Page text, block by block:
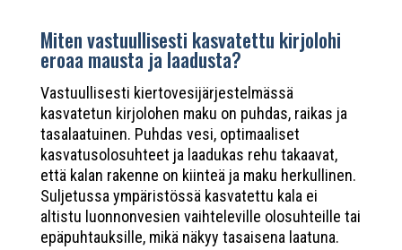
Miten vastuullisesti kasvatettu kirjolohi
eroaa mausta ja laadusta?
Vastuullisesti kiertovesijärjestelmässä
kasvatetun kirjolohen maku on puhdas, raikas ja
tasalaatuinen. Puhdas vesi, optimaaliset
kasvatusolosuhteet ja laadukas rehu takaavat,
että kalan rakenne on kiinteä ja maku herkullinen.
Suljetussa ympäristössä kasvatettu kala ei
altistu luonnonvesien vaihteleville olosuhteille tai
epäpuhtauksille, mikä näkyy tasaisena laatuna.